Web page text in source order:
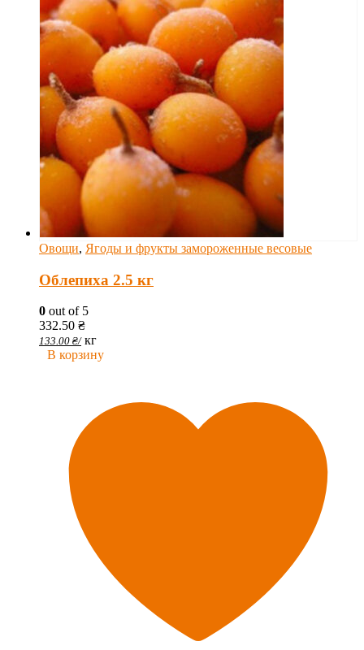
Овощи, Ягоды и фрукты замороженные весовые
Облепиха 2.5 кг
0 out of 5
332.50 ₴
133.00 ₴/ кг
В корзину